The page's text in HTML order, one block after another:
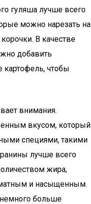
гуляша лучше всего
можно нарезать на
В качестве
добавить
картофель, чтобы
внимания.
вкусом, который
специями, такими
лучше всего
жира,
и насыщенным.
больше